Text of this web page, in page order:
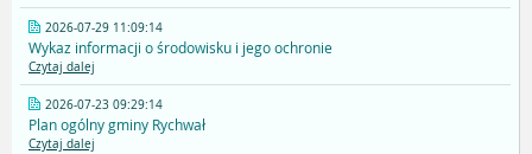
2026-07-29 11:09:14
Wykaz informacji o środowisku i jego ochronie
Czytaj dalej
2026-07-23 09:29:14
Plan ogólny gminy Rychwał
Czytaj dalej